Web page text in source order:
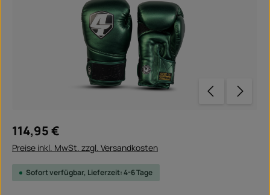
Regulärer Preis:
114,95 €
Preise inkl. MwSt. zzgl. Versandkosten
Sofort verfügbar, Lieferzeit: 4-6 Tage